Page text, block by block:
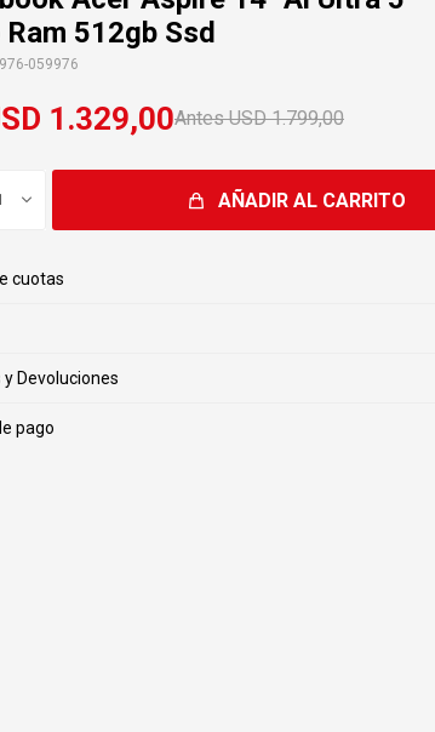
512gb Ssd
059976
1.329,00 USD 1.799,00
AÑADIR AL CARRITO
cuotas
Devoluciones
pago